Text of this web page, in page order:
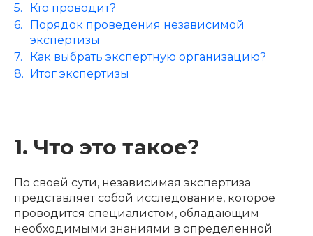
Кто проводит?
Порядок проведения независимой
экспертизы
Как выбрать экспертную организацию?
Итог экспертизы
1. Что это такое?
По своей сути, независимая экспертиза
представляет собой исследование, которое
проводится специалистом, обладающим
необходимыми знаниями в определенной